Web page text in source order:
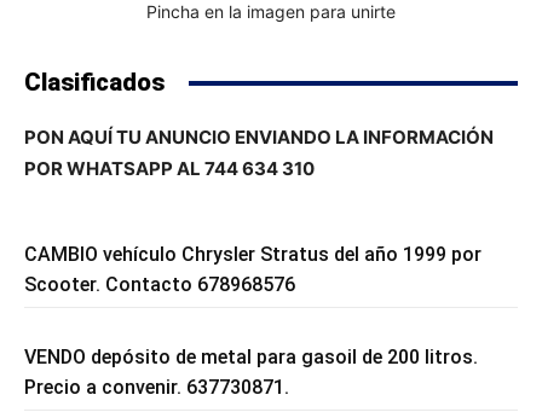
Pincha en la imagen para unirte
Clasificados
PON AQUÍ TU ANUNCIO ENVIANDO LA INFORMACIÓN
POR WHATSAPP AL 744 634 310
CAMBIO vehículo Chrysler Stratus del año 1999 por
Scooter. Contacto 678968576
VENDO depósito de metal para gasoil de 200 litros.
Precio a convenir. 637730871.